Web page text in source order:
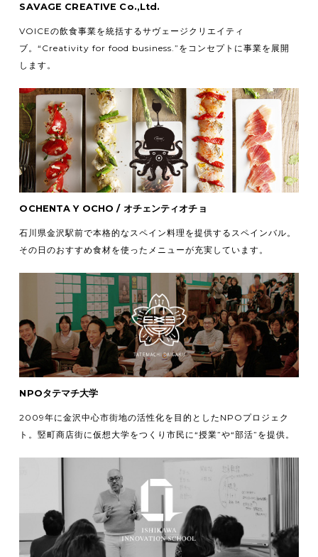
SAVAGE CREATIVE Co.,Ltd.
VOICEの飲食事業を統括するサヴェージクリエイティ
ブ。“Creativity for food business.”をコンセプトに事業を展開
します。
OCHENTA Y OCHO / オチェンティオチョ
石川県金沢駅前で本格的なスペイン料理を提供するスペインバル。
その日のおすすめ食材を使ったメニューが充実しています。
NPOタテマチ大学
2009年に金沢中心市街地の活性化を目的としたNPOプロジェク
ト。竪町商店街に仮想大学をつくり市民に“授業”や“部活”を提供。